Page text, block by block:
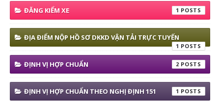
ĐĂNG KIỂM XE 1
ĐỊA ĐIỂM NỘP HỒ SƠ DKKD VẬN TẢI TRỰC TUYẾN
1
ĐỊNH VỊ HỢP CHUẨN 2
ĐỊNH VỊ HỢP CHUẨN THEO NGHỊ ĐỊNH 151 1